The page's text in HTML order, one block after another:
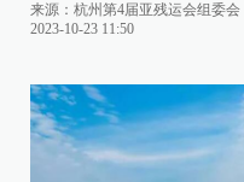
来源：杭州第4届亚残运会组委会
2023-10-23 11:50